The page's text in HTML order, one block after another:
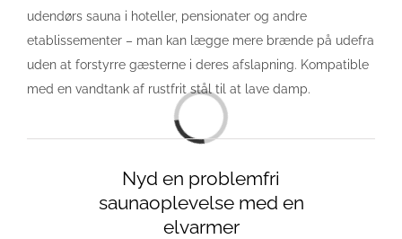
udendørs sauna i hoteller, pensionater og andre
etablissementer – man kan lægge mere brænde på udefra
uden at forstyrre gæsterne i deres afslapning. Kompatible
med en vandtank af rustfrit stål til at lave damp.
Loading...
Nyd en problemfri
saunaoplevelse med en
elvarmer